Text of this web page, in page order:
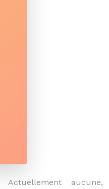
Actuellement aucune,